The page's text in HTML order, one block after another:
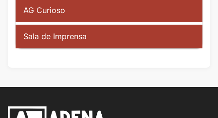
AG Curioso
Sala de Imprensa